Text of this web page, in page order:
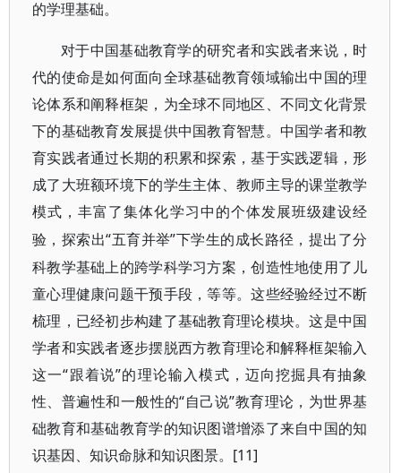
的学理基础。
对于中国基础教育学的研究者和实践者来说，时
代的使命是如何面向全球基础教育领域输出中国的理
论体系和阐释框架，为全球不同地区、不同文化背景
下的基础教育发展提供中国教育智慧。中国学者和教
育实践者通过长期的积累和探索，基于实践逻辑，形
成了大班额环境下的学生主体、教师主导的课堂教学
模式，丰富了集体化学习中的个体发展班级建设经
验，探索出“五育并举”下学生的成长路径，提出了分
科教学基础上的跨学科学习方案，创造性地使用了儿
童心理健康问题干预手段，等等。这些经验经过不断
梳理，已经初步构建了基础教育理论模块。这是中国
学者和实践者逐步摆脱西方教育理论和解释框架输入
这一“跟着说”的理论输入模式，迈向挖掘具有抽象
性、普遍性和一般性的“自己说”教育理论，为世界基
础教育和基础教育学的知识图谱增添了来自中国的知
识基因、知识命脉和知识图景。[11]